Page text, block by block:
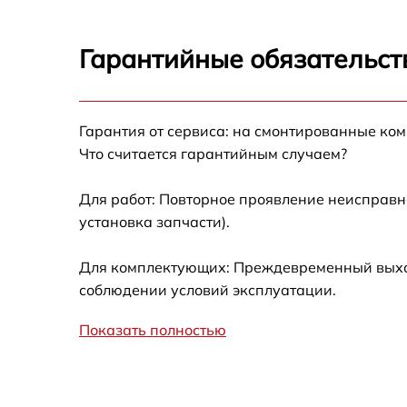
Замена модуля
Замена
Исправление
Сброс пароля
Гарантийные
Гарантия от сервиса: на смонтированные
Что считается гарантийным случаем?
Для работ: Повторное проявление
установка запчасти).
Для комплектующих: Преждевременный
соблюдении условий эксплуатации.
Показать полностью